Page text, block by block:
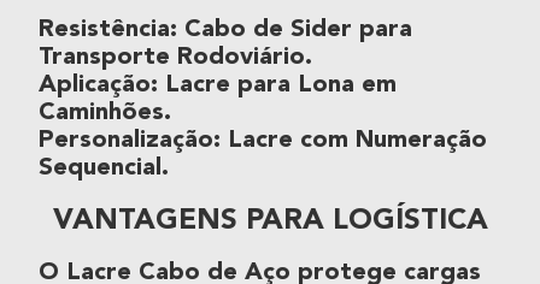
Resistência: Cabo de Sider para
Transporte Rodoviário.
Aplicação: Lacre para Lona em
Caminhões.
Personalização: Lacre com Numeração
Sequencial.
VANTAGENS PARA LOGÍSTICA
O Lacre Cabo de Aço protege cargas